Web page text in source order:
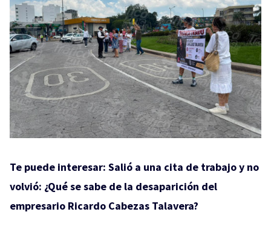
Te puede interesar: Salió a una cita de trabajo y no
volvió: ¿Qué se sabe de la desaparición del
empresario Ricardo Cabezas Talavera?